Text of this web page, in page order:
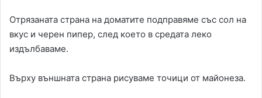
Отрязаната страна на доматите подправяме със сол на
вкус и черен пипер, след което в средата леко
издълбаваме.
Върху външната страна рисуваме точици от майонеза.